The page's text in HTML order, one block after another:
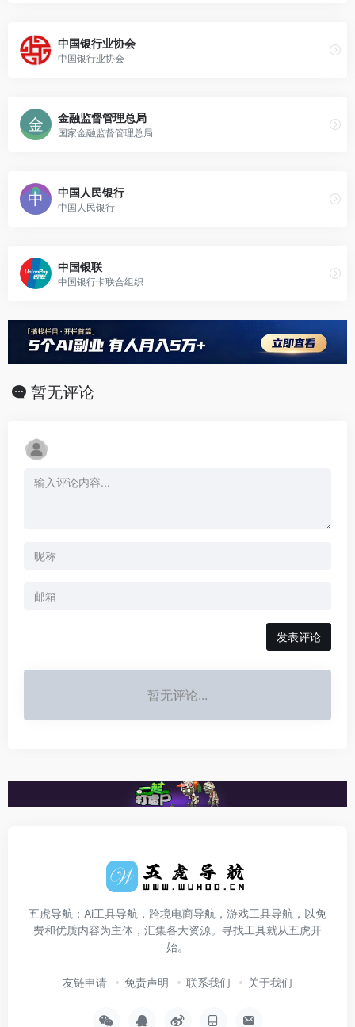
中国银行业协会
中国银行业协会
金融监督管理总局
国家金融监督管理总局
中国人民银行
中国人民银行
中国银联
中国银行卡联合组织
暂无评论
发表评论
暂无评论...
五虎导航：Ai工具导航，跨境电商导航，游戏工具导航，以免
费和优质内容为主体，汇集各大资源。寻找工具就从五虎开
始。
友链申请 免责声明 联系我们 关于我们